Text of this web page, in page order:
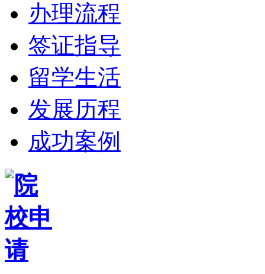
办理流程
签证指导
留学生活
发展历程
成功案例